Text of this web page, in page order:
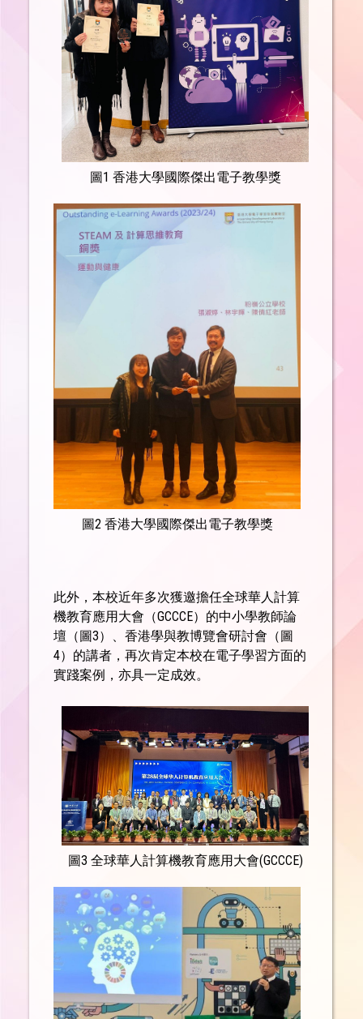
圖1 香港大學國際傑出電子教學獎
圖2 香港大學國際傑出電子教學獎
此外，本校近年多次獲邀擔任全球華人計算
機教育應用大會（GCCCE）的中小學教師論
壇（圖3）、香港學與教博覽會研討會（圖
4）的講者，再次肯定本校在電子學習方面的
實踐案例，亦具一定成效。
圖3 全球華人計算機教育應用大會(GCCCE)